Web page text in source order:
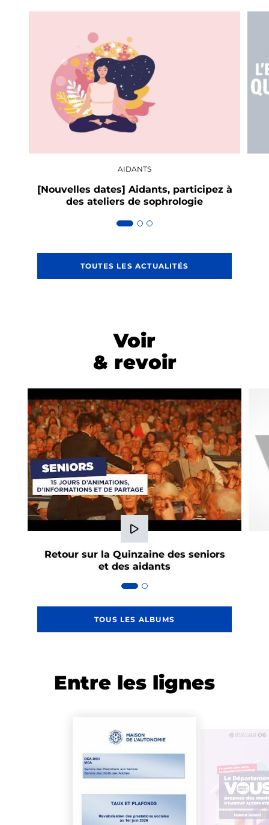
AIDANTS
[Nouvelles dates] Aidants, participez à
des ateliers de sophrologie
TOUTES LES ACTUALITÉS
Voir
& revoir
Retour sur la Quinzaine des seniors
et des aidants
TOUS LES ALBUMS
Entre les lignes